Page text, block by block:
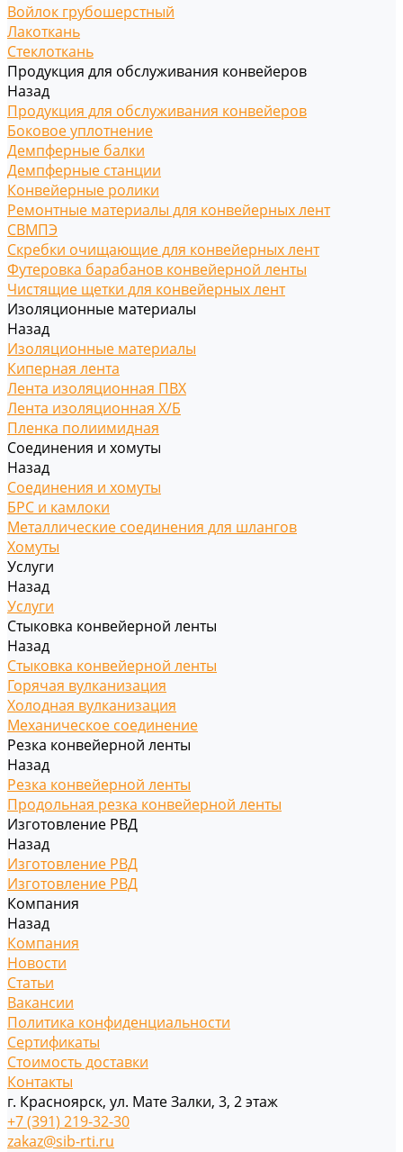
Войлок грубошерстный
Лакоткань
Стеклоткань
Продукция для обслуживания конвейеров
Назад
Продукция для обслуживания конвейеров
Боковое уплотнение
Демпферные балки
Демпферные станции
Конвейерные ролики
Ремонтные материалы для конвейерных лент
СВМПЭ
Скребки очищающие для конвейерных лент
Футеровка барабанов конвейерной ленты
Чистящие щетки для конвейерных лент
Изоляционные материалы
Назад
Изоляционные материалы
Киперная лента
Лента изоляционная ПВХ
Лента изоляционная Х/Б
Пленка полиимидная
Соединения и хомуты
Назад
Соединения и хомуты
БРС и камлоки
Металлические соединения для шлангов
Хомуты
Услуги
Назад
Услуги
Стыковка конвейерной ленты
Назад
Стыковка конвейерной ленты
Горячая вулканизация
Холодная вулканизация
Механическое соединение
Резка конвейерной ленты
Назад
Резка конвейерной ленты
Продольная резка конвейерной ленты
Изготовление РВД
Назад
Изготовление РВД
Изготовление РВД
Компания
Назад
Компания
Новости
Статьи
Вакансии
Политика конфиденциальности
Сертификаты
Стоимость доставки
Контакты
г. Красноярск, ул. Мате Залки, 3, 2 этаж
+7 (391) 219-32-30
zakaz@sib-rti.ru